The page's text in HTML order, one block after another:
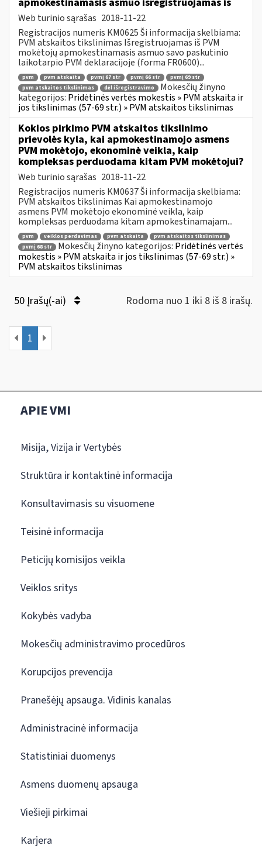
Web turinio sąrašas 2018-11-22
Registracijos numeris KM0625 Ši informacija skelbiama:
PVM atskaitos tikslinimas Išregistruojamas iš PVM
mokėtojų apmokestinamasis asmuo savo paskutinio
laikotarpio PVM deklaracijoje (forma FR0600)...
pvm pvm atskaita pvmį 67 str pvmį 66 str
pvmį 69 str
pvm atskaitos tikslinimas
dėl išregistravimo
Mokesčių žinyno
kategorijos: Pridėtinės vertės mokestis » PVM atskaita ir
jos tikslinimas (57-69 str.) » PVM atskaitos tikslinimas
Kokios pirkimo PVM atskaitos tikslinimo
prievolės kyla, kai apmokestinamojo asmens
PVM mokėtojo, ekonominė veikla, kaip
kompleksas perduodama kitam PVM mokėtojui?
Web turinio sąrašas 2018-11-22
Registracijos numeris KM0637 Ši informacija skelbiama:
PVM atskaitos tikslinimas Kai apmokestinamojo
asmens PVM mokėtojo ekonominė veikla, kaip
kompleksas perduodama kitam apmokestinamajam...
pvm veiklos perdavimas pvm atskaita
pvm atskaitos tikslinimas
pvmį 68 str
Mokesčių žinyno kategorijos: Pridėtinės vertės
mokestis » PVM atskaita ir jos tikslinimas (57-69 str.) »
PVM atskaitos tikslinimas
50 Įrašų(-ai) Rodoma nuo 1 iki 8 iš 8 irašų.
1
APIE VMI
Misija, Vizija ir Vertybės
Struktūra ir kontaktinė informacija
Konsultavimasis su visuomene
Teisinė informacija
Peticijų komisijos veikla
Veiklos sritys
Kokybės vadyba
Mokesčių administravimo procedūros
Korupcijos prevencija
Pranešėjų apsauga. Vidinis kanalas
Administracinė informacija
Statistiniai duomenys
Asmens duomenų apsauga
Viešieji pirkimai
Karjera